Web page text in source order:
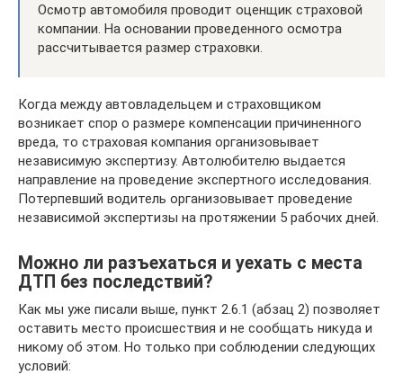
Осмотр автомобиля проводит оценщик страховой
компании. На основании проведенного осмотра
рассчитывается размер страховки.
Когда между автовладельцем и страховщиком
возникает спор о размере компенсации причиненного
вреда, то страховая компания организовывает
независимую экспертизу. Автолюбителю выдается
направление на проведение экспертного исследования.
Потерпевший водитель организовывает проведение
независимой экспертизы на протяжении 5 рабочих дней.
Можно ли разъехаться и уехать с места
ДТП без последствий?
Как мы уже писали выше, пункт 2.6.1 (абзац 2) позволяет
оставить место происшествия и не сообщать никуда и
никому об этом. Но только при соблюдении следующих
условий: